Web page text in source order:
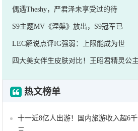
偶遇Theshy，严君泽未享受过的待
S9主题MV《涅槃》放出，S9冠军已
LEC解说点评IG强弱：上限能成为世
四大美女伴生皮肤对比！王昭君精灵公主
热文榜单
十一近8亿人出游！国内旅游收入超6